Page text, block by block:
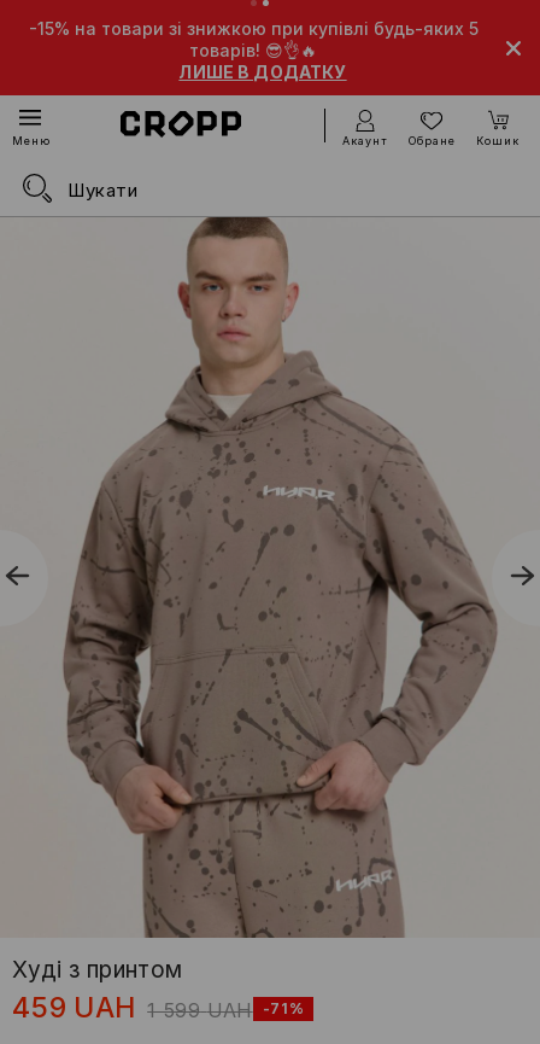
-10% на
на товари зі знижкою при купівлі будь-яких 5
товарів! 😎👌🔥
ЛИШЕ В ДОДАТКУ
Меню Акаунт Обране Кошик
Худі з принтом
459 UAH 1 599 UAH -71%